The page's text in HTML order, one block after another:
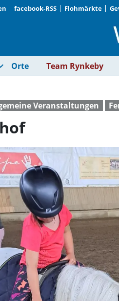
facebook-RSS Flohmärkte
Ferien auf
Orte Team Rynkeby
Veranstaltungen